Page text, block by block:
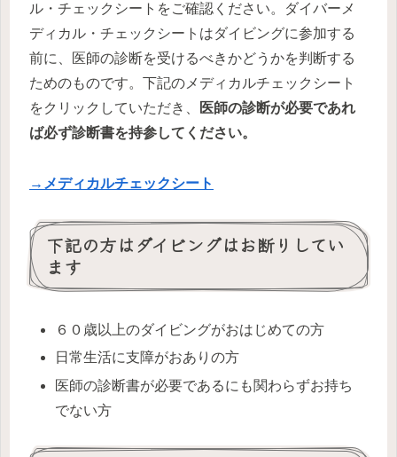
ル・チェックシートをご確認ください。ダイバーメ
ディカル・チェックシートはダイビングに参加する
前に、医師の診断を受けるべきかどうかを判断する
ためのものです。下記のメディカルチェックシート
をクリックしていただき、
医師の診断が必要であれ
ば必ず診断書を持参してください。
→メディカルチェックシート
下記の方はダイビングはお断りしてい
ます
６０歳以上のダイビングがおはじめての方
日常生活に支障がおありの方
医師の診断書が必要であるにも関わらずお持ち
でない方